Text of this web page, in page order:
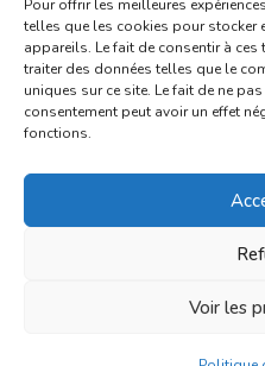
Pour offrir les meilleures
telles que les cookies pour stocker
appareils. Le fait de consentir à
traiter des données telles que le
uniques sur ce site. Le fait de ne
consentement peut avoir un effet
fonctions.
Voir les
du marché (2
Briand)
Le 17 août :
du 17 au 21
Palobart
Dupont (place
du 28 au 31